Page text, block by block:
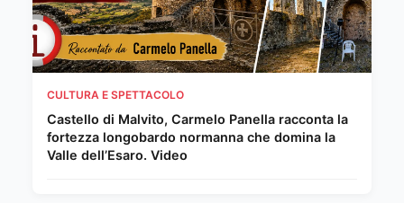
CULTURA E SPETTACOLO
Castello di Malvito, Carmelo Panella racconta la
fortezza longobardo normanna che domina la
Valle dell’Esaro. Video